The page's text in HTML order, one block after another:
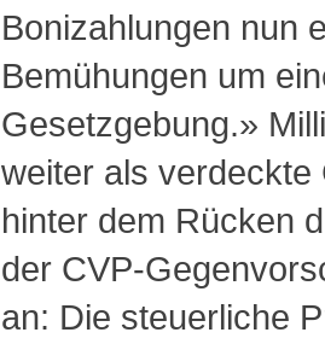
Bonizahlungen nun
Bemühungen um
Gesetzgebung.»
weiter als
hinter dem Rücken
der CVP-
an: Die steuerliche